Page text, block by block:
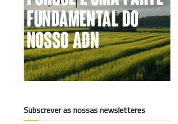
Subscrever as nossas newsletteres